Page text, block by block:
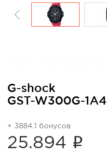
G-shock
GST-W300G-1A4
+ 3884.1 бонусов
25.894 i